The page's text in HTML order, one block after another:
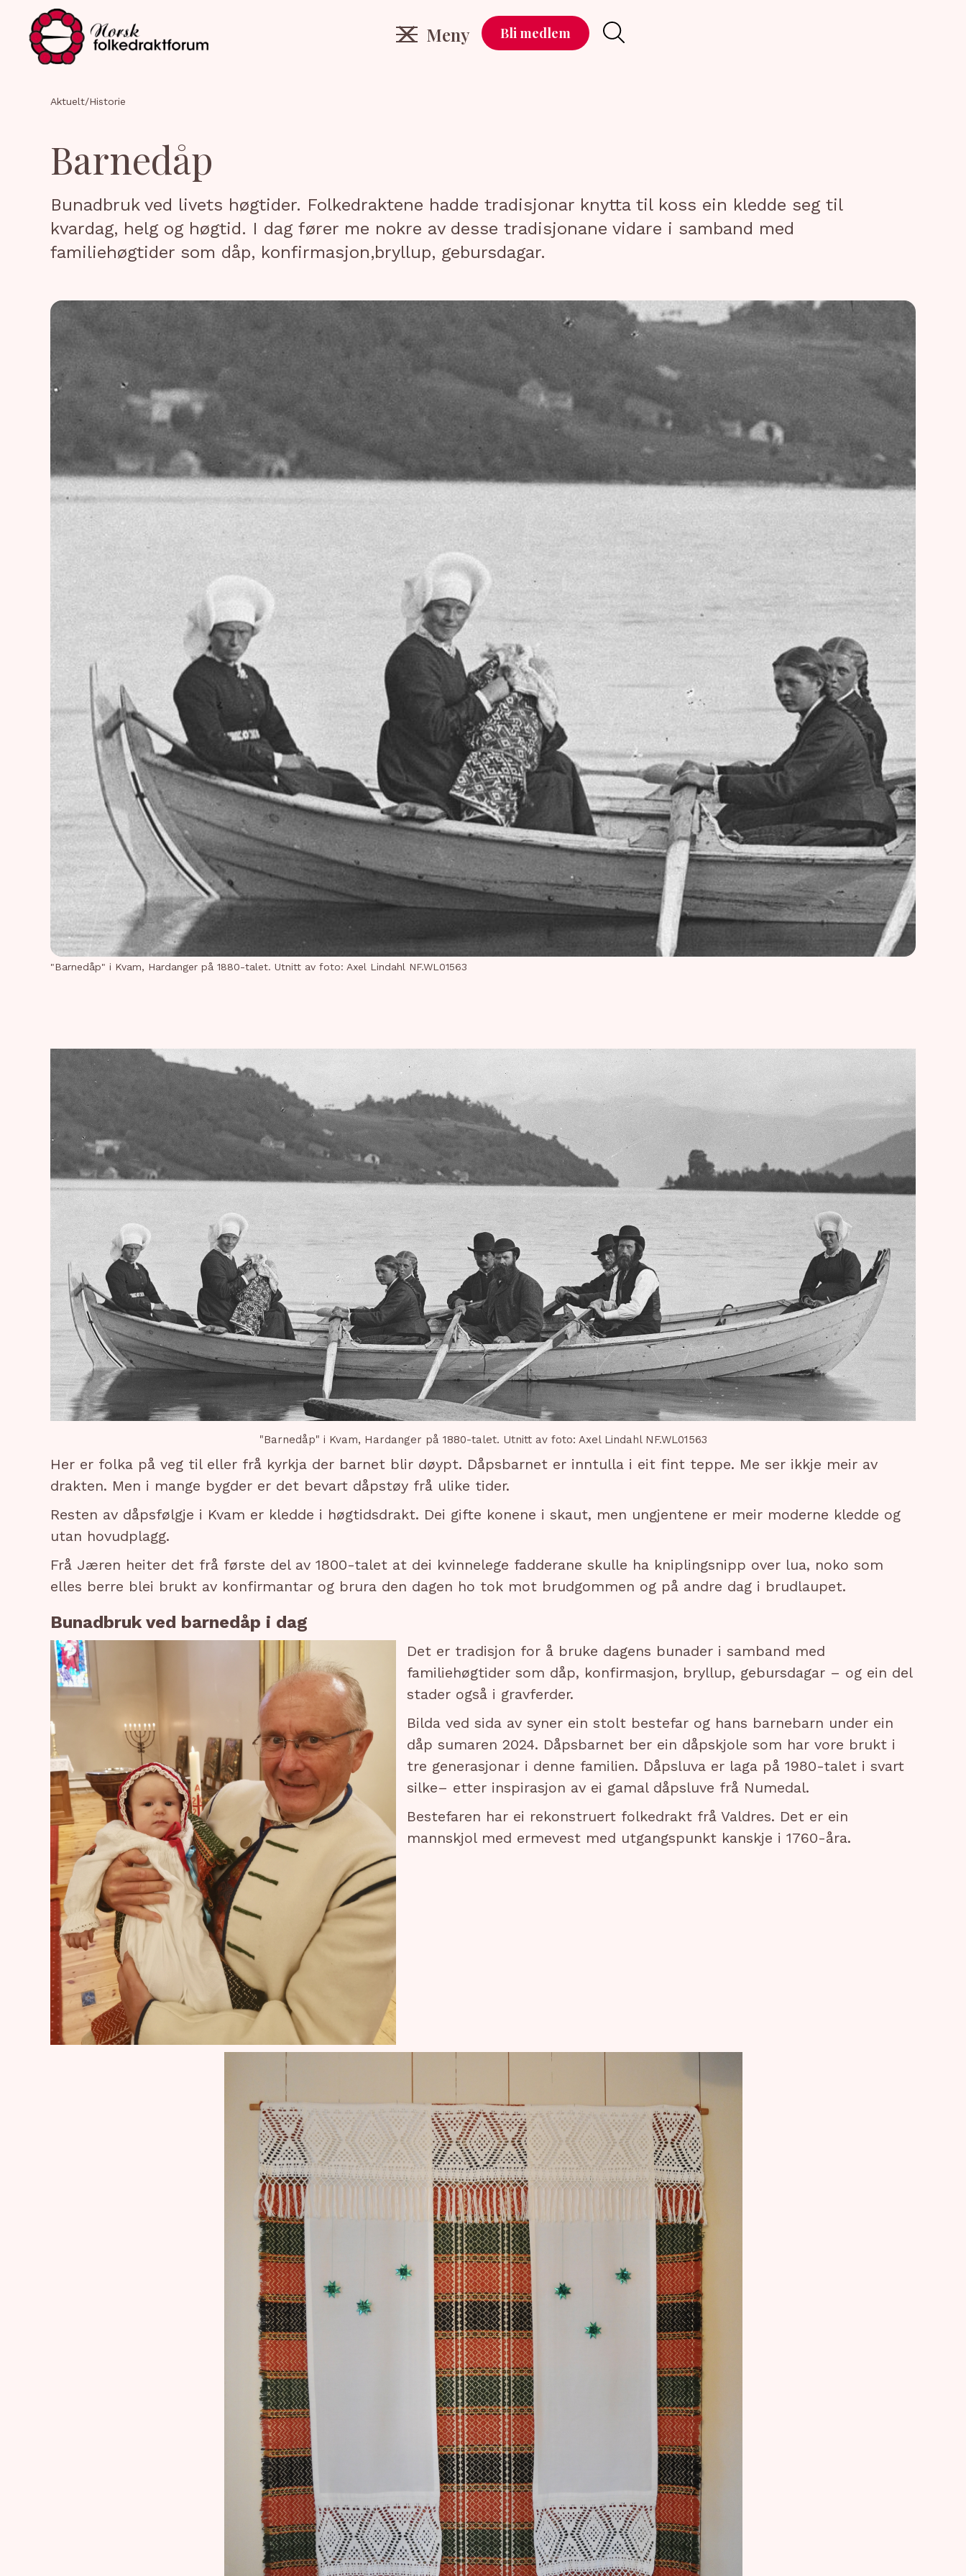
Meny Bli medlem
Aktuelt/Historie
Barnedåp
Bunadbruk ved livets høgtider. Folkedraktene hadde tradisjonar knytta til koss ein kledde seg til
kvardag, helg og høgtid. I dag fører me nokre av desse tradisjonane vidare i samband med
familiehøgtider som dåp, konfirmasjon,bryllup, gebursdagar.
"Barnedåp" i Kvam, Hardanger på 1880-talet. Utnitt av foto: Axel Lindahl NF.WL01563
"Barnedåp" i Kvam, Hardanger på 1880-talet. Utnitt av foto: Axel Lindahl NF.WL01563
Her er folka på veg til eller frå kyrkja der barnet blir døypt. Dåpsbarnet er inntulla i eit fint teppe. Me ser ikkje meir av
drakten. Men i mange bygder er det bevart dåpstøy frå ulike tider.
Resten av dåpsfølgje i Kvam er kledde i høgtidsdrakt. Dei gifte konene i skaut, men ungjentene er meir moderne kledde og
utan hovudplagg.
Frå Jæren heiter det frå første del av 1800-talet at dei kvinnelege fadderane skulle ha kniplingsnipp over lua, noko som
elles berre blei brukt av konfirmantar og brura den dagen ho tok mot brudgommen og på andre dag i brudlaupet.
Bunadbruk ved barnedåp i dag
Det er tradisjon for å bruke dagens bunader i samband med
familiehøgtider som dåp, konfirmasjon, bryllup, gebursdagar – og ein del
stader også i gravferder.
Bilda ved sida av syner ein stolt bestefar og hans barnebarn under ein
dåp sumaren 2024. Dåpsbarnet ber ein dåpskjole som har vore brukt i
tre generasjonar i denne familien. Dåpsluva er laga på 1980-talet i svart
silke– etter inspirasjon av ei gamal dåpsluve frå Numedal.
Bestefaren har ei rekonstruert folkedrakt frå Valdres. Det er ein
mannskjol med ermevest med utgangspunkt kanskje i 1760-åra.